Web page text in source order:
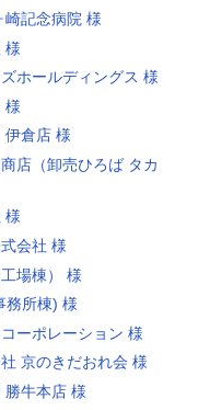
崎記念病院 様
様
ホールディングス 様
様
伊倉店 様
店（卸売ひろば タカ
様
会社 様
場棟） 様
務所棟) 様
ーポレーション 様
京のきだおれ会 様
勝牛本店 様